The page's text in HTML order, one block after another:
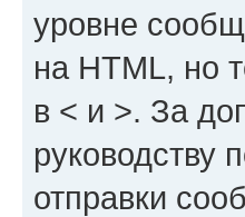
уровне
на HTML, но
в < и >. За
руководству
отправки